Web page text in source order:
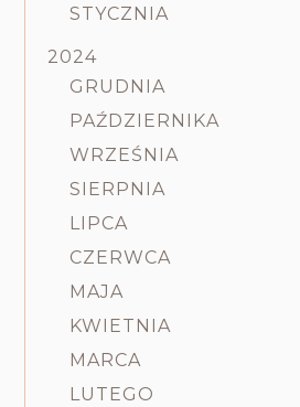
STYCZNIA
2024
GRUDNIA
PAŹDZIERNIKA
WRZEŚNIA
SIERPNIA
LIPCA
CZERWCA
MAJA
KWIETNIA
MARCA
LUTEGO